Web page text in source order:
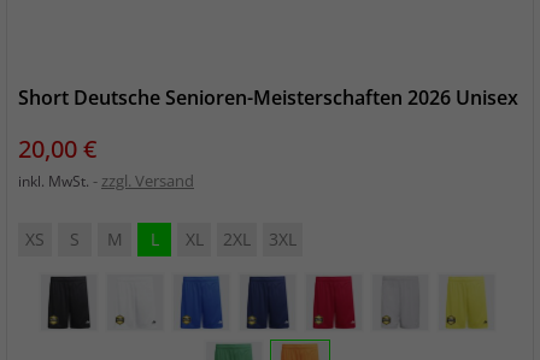
Short Deutsche Senioren-Meisterschaften 2026 Unisex
Preis
20,00 €
inkl. MwSt. zzgl. Versand
XS S M L XL 2XL 3XL